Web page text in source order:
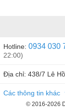
Hotline: 0934 030
22:00)
Địa chỉ: 438/7 Lê
Các thông tin khác
© 2016-2026